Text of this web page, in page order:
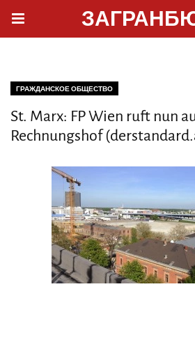
ГРАЖДАНСКОЕ ОБЩЕСТВО
St. Marx: FP Wien ruft nun
Rechnungshof